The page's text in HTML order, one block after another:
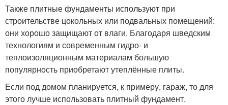
Также плитные фундаменты используют при
строительстве цокольных или подвальных помещений:
они хорошо защищают от влаги. Благодаря шведским
технологиям и современным гидро- и
теплоизоляционным материалам большую
популярность приобретают утеплённые плиты.
Если под домом планируется, к примеру, гараж, то для
этого лучше использовать плитный фундамент.